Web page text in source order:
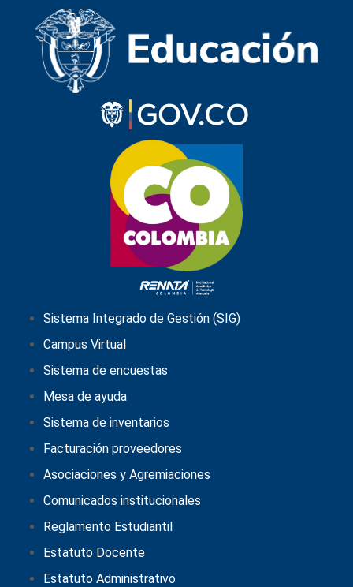
Sistema Integrado de Gestión (SIG)
Campus Virtual
Sistema de encuestas
Mesa de ayuda
Sistema de inventarios
Facturación proveedores
Asociaciones y Agremiaciones
Comunicados institucionales
Reglamento Estudiantil
Estatuto Docente
Estatuto Administrativo